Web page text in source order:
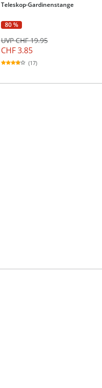
Teleskop-Gardinenstange
80 %
CHF 3.85
UVP CHF 19.95
(17)